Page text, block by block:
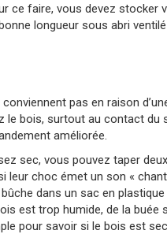
ce faire, vous devez stocker
longueur sous abri
pas en raison
le bois, surtout au contact du
améliorée.
sec, vous pouvez taper
leur choc émet un son «
dans un sac en
est trop humide, de la buée
pour savoir si le bois est